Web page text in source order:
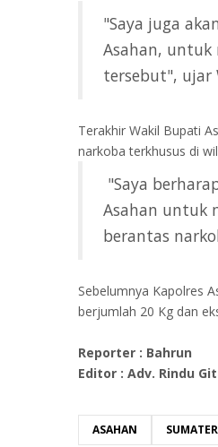
"Saya juga
Asahan, untuk
tersebut", ujar
Terakhir Wakil Bupati
narkoba terkhusus di
"Saya
Asahan untuk
berantas
Sebelumnya Kapolres
berjumlah 20 Kg dan
Reporter : Bahrun
Editor : Adv. Rindu
ASAHAN